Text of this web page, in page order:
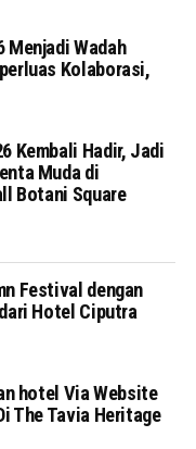
Menjadi Wadah
Kolaborasi,
Kembali Hadir, Jadi
Muda di
Botani Square
Festival dengan
Hotel Ciputra
hotel Via Website
The Tavia Heritage